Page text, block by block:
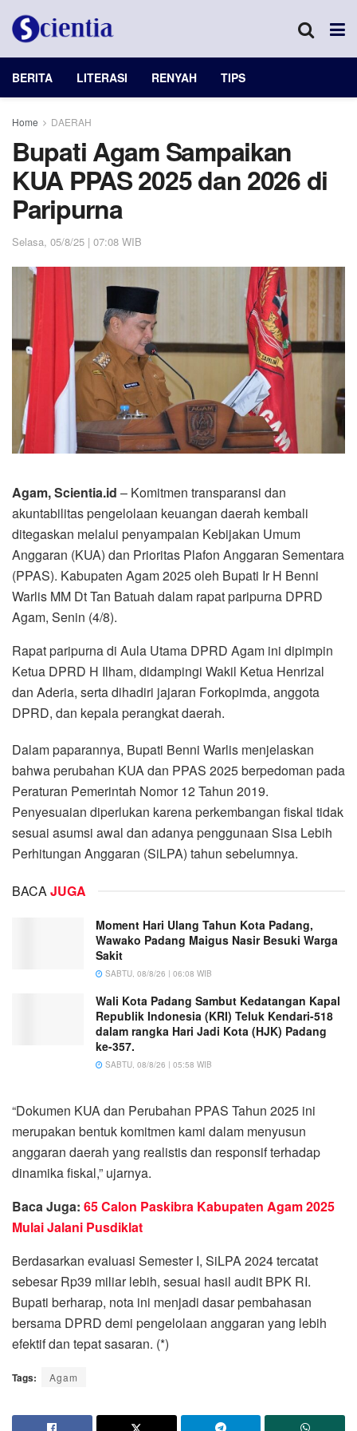
BERITA LITERASI RENYAH TIPS
Home DAERAH
Bupati Agam Sampaikan
KUA PPAS 2025 dan 2026 di
Paripurna
Selasa, 05/8/25 | 07:08 WIB
Agam, Scientia.id – Komitmen transparansi dan
akuntabilitas pengelolaan keuangan daerah kembali
ditegaskan melalui penyampaian Kebijakan Umum
Anggaran (KUA) dan Prioritas Plafon Anggaran Sementara
(PPAS). Kabupaten Agam 2025 oleh Bupati Ir H Benni
Warlis MM Dt Tan Batuah dalam rapat paripurna DPRD
Agam, Senin (4/8).
Rapat paripurna di Aula Utama DPRD Agam ini dipimpin
Ketua DPRD H Ilham, didampingi Wakil Ketua Henrizal
dan Aderia, serta dihadiri jajaran Forkopimda, anggota
DPRD, dan kepala perangkat daerah.
Dalam paparannya, Bupati Benni Warlis menjelaskan
bahwa perubahan KUA dan PPAS 2025 berpedoman pada
Peraturan Pemerintah Nomor 12 Tahun 2019.
Penyesuaian diperlukan karena perkembangan fiskal tidak
sesuai asumsi awal dan adanya penggunaan Sisa Lebih
Perhitungan Anggaran (SiLPA) tahun sebelumnya.
BACAJUGA
Moment Hari Ulang Tahun Kota Padang,
Wawako Padang Maigus Nasir Besuki Warga
Sakit
SABTU, 08/8/26 | 06:08 WIB
Wali Kota Padang Sambut Kedatangan Kapal
Republik Indonesia (KRI) Teluk Kendari-518
dalam rangka Hari Jadi Kota (HJK) Padang
ke-357.
SABTU, 08/8/26 | 05:58 WIB
“Dokumen KUA dan Perubahan PPAS Tahun 2025 ini
merupakan bentuk komitmen kami dalam menyusun
anggaran daerah yang realistis dan responsif terhadap
dinamika fiskal,” ujarnya.
Baca Juga: 65 Calon Paskibra Kabupaten Agam 2025
Mulai Jalani Pusdiklat
Berdasarkan evaluasi Semester I, SiLPA 2024 tercatat
sebesar Rp39 miliar lebih, sesuai hasil audit BPK RI.
Bupati berharap, nota ini menjadi dasar pembahasan
bersama DPRD demi pengelolaan anggaran yang lebih
efektif dan tepat sasaran. (*)
Tags: Agam